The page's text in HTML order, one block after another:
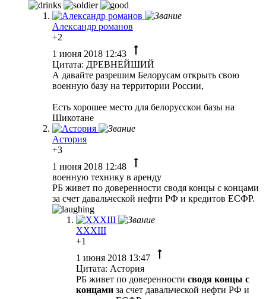
Александр романов
+2
1 июня 2018 12:43
Цитата: ДРЕВНЕЙШИЙ
А давайте разрешим Белорусам открыть свою
военную базу на территории России,
Есть хорошее место для белорусскои базы на
Шикотане
Астория
+3
1 июня 2018 12:48
военную технику в аренду
РБ живет по доверенности сводя концы с концами
за счет давальческой нефти РФ и кредитов ЕСФР.
XXXIII
+1
1 июня 2018 13:47
Цитата: Астория
РБ живет по доверенности сводя концы с
концами за счет давальческой нефти РФ и